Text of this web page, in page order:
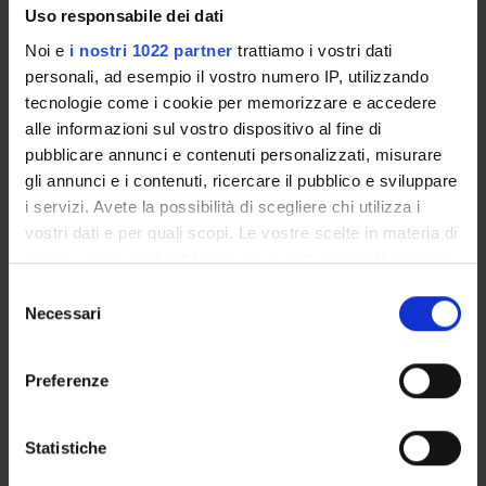
Uso responsabile dei dati
Noi e i nostri 1022 partner trattiamo i vostri dati
personali, ad esempio il vostro numero IP, utilizzando
tecnologie come i cookie per memorizzare e accedere
alle informazioni sul vostro dispositivo al fine di
pubblicare annunci e contenuti personalizzati, misurare
gli annunci e i contenuti, ricercare il pubblico e sviluppare
i servizi. Avete la possibilità di scegliere chi utilizza i
vostri dati e per quali scopi. Le vostre scelte in materia di
privacy sono applicabili solo su questa proprietà digitale
modificare o revocare il proprio consenso in qualsiasi
momento dalla Dichiarazione sui cookie o facendo clic
raccogliere informazioni sulla tua posizione
geografica, con un'approssimazione di qualche
delNecessari
Preferenze
Statistiche
ORGANIZATION
GOVERNANCE
COMMITTEES
DEPARTMENT ADMINISTRATION OFFICES
STUDENT ADMINISTRATION OFFICES
CENTRES